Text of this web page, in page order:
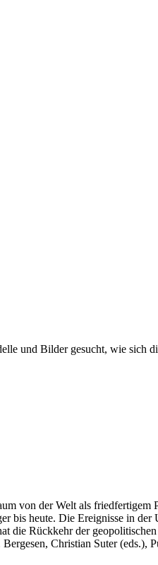
und Bilder gesucht, wie sich
von der Welt als friedfertigem
bis heute. Die Ereignisse in
die Rückkehr der
Christian Suter (eds.),